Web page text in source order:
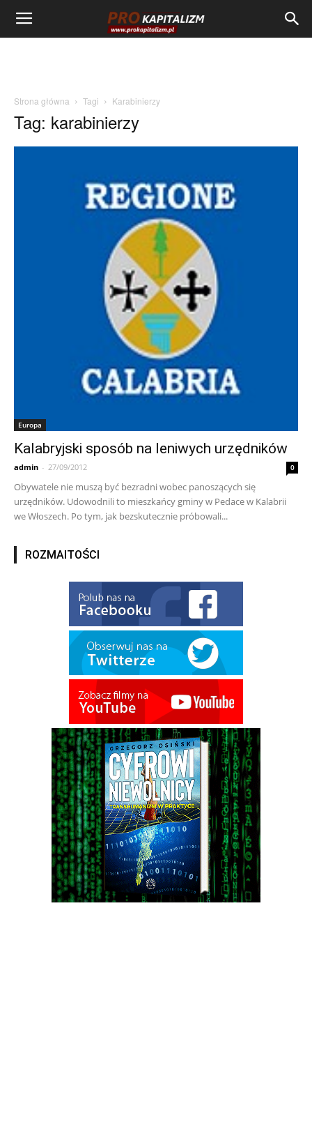
Strona główna Tagi Karabinierzy
Tag: karabinierzy
Europa
Kalabryjski sposób na leniwych urzędników
admin - 27/09/2012 0
Obywatele nie muszą być bezradni wobec panoszących się
urzędników. Udowodnili to mieszkańcy gminy w Pedace w Kalabrii
we Włoszech. Po tym, jak bezskutecznie próbowali...
ROZMAITOŚCI